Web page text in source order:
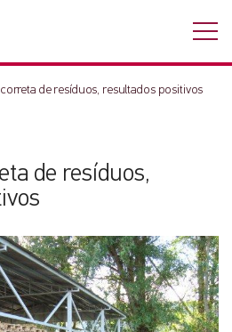
de resíduos, resultados positivos
de resíduos,